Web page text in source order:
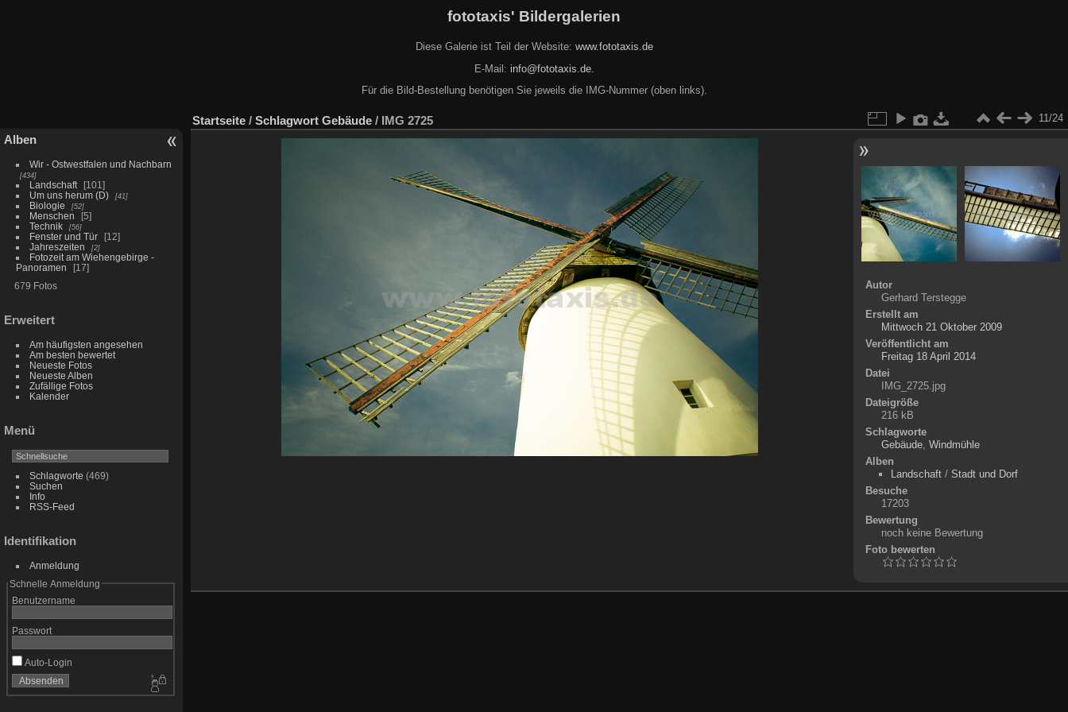
fototaxis' Bildergalerien
Diese Galerie ist Teil der Website: www.fototaxis.de
E-Mail: info@fototaxis.de.
Für die Bild-Bestellung benötigen Sie jeweils die IMG-Nummer (oben links).
Alben
Wir - Ostwestfalen und Nachbarn
434
Landschaft
101
Um uns herum (D)
41
Biologie 52
Menschen
5
Technik
56
Fenster und Tür
12
Jahreszeiten
2
Fotozeit am Wiehengebirge -
Panoramen
17
679 Fotos
Erweitert
Am häufigsten angesehen
Am besten bewertet
Neueste Fotos
Neueste Alben
Zufällige Fotos
Kalender
Menü
Schlagworte (469)
Suchen
Info
RSS-Feed
Identifikation
Anmeldung
Schnelle Anmeldung
Benutzername
Passwort
Auto-Login
Startseite / Schlagwort Gebäude / IMG 2725 11/24
Autor
Gerhard Terstegge
Erstellt am
Mittwoch 21 Oktober 2009
Veröffentlicht am
Freitag 18 April 2014
Datei
IMG_2725.jpg
Dateigröße
216 kB
Schlagworte
Gebäude, Windmühle
Alben
Landschaft /Stadt und Dorf
Besuche
17203
Bewertung
noch keine Bewertung
Foto bewerten